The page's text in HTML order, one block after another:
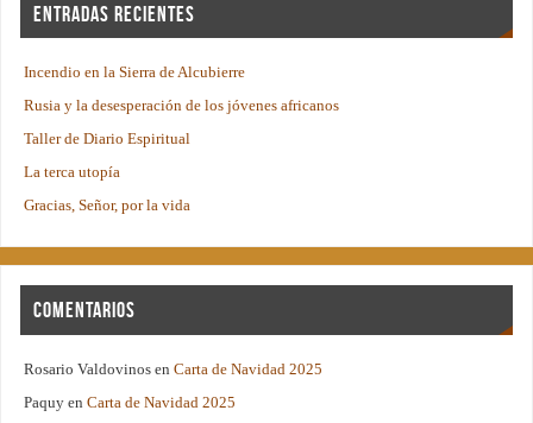
Entradas recientes
Incendio en la Sierra de Alcubierre
Rusia y la desesperación de los jóvenes africanos
Taller de Diario Espiritual
La terca utopía
Gracias, Señor, por la vida
Comentarios
Rosario Valdovinos enCarta de Navidad 2025
Paquy enCarta de Navidad 2025